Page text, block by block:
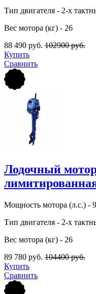
Тип двигателя - 2-х
Вес мотора (кг) - 26
88 490 руб. 102900 руб.
Купить
Сравнить
Лодочный
Мощность мотора (л.с.) -
Тип двигателя - 2-х
Вес мотора (кг) - 26
89 780 руб. 104400 руб.
Купить
Сравнить